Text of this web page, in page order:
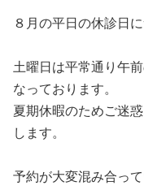
８月の平日の休診日
土曜日は平常通り午
なっております。
夏期休暇のためご迷
します。
予約が大変混み合っ